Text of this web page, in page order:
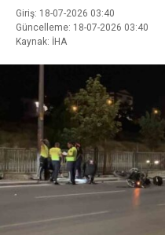
Giriş: 18-07-2026 03:40
Güncelleme: 18-07-2026 03:40
Kaynak: İHA